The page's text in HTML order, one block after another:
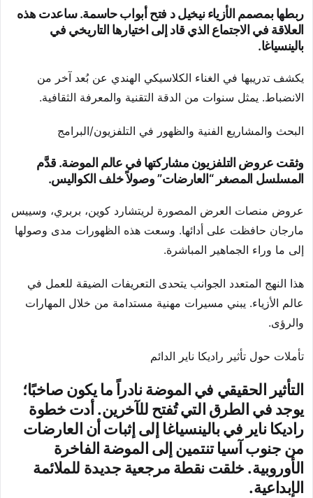
ربطها بمصمم الأزياء نيخيل د فتح أبواب حاسمة. ساعدت هذه
العلاقة في الاجتماع الذي قاد إلى اختيارها التاريخي في
بالينسياغا.
يكشف تدريبها في الغناء الكلاسيكي الهندي عن بُعد آخر من
الانضباط. يمثل سنوات من الدقة التقنية والمعرفة الثقافية.
البحث والمشاريع الفنية والظهور في التلفزيون/البرامج
وثقت عروض التلفزيون مشاركتها في عالم الموضة. قدَّم
المسلسل المصغر “العارضات” وصولاً خلف الكواليس.
عروض منصات العرض المصورة لريتشارد كوين، بربري، وسييس
مارجان حافظت على أدائها. وسعت هذه الظهورات مدى وصولها
إلى ما وراء الجماهير المباشرة.
هذا النهج المتعدد الجوانب يتحدى التعريفات الضيقة للعمل في
عالم الأزياء. يبني مسيرات مهنية مستدامة من خلال المهارات
والرؤى.
تأملات حول تأثير راديكا ناير الدائم
التأثير الحقيقي في الموضة نادراً ما يكون صاخبًا؛
يوجد في الطرق التي تُفتح للآخرين. أدت خطوة
راديكا ناير في بالينسياغا إلى إثبات أن العارضات
من جنوب آسيا تنتمين إلى الموضة الفاخرة
الأوروبية. خلقت نقطة مرجعية جديدة للملائمة
الإبداعية.